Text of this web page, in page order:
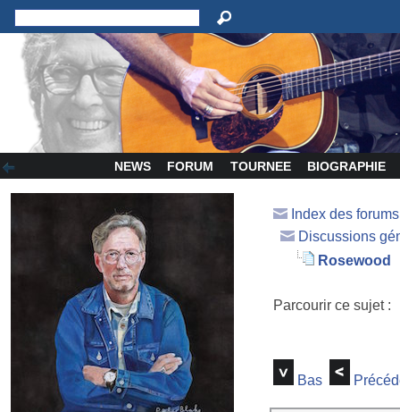
NEWS FORUM TOURNEE BIOGRAPHIE
Index des
Discussions
Rosewood
Parcourir ce sujet
Bas